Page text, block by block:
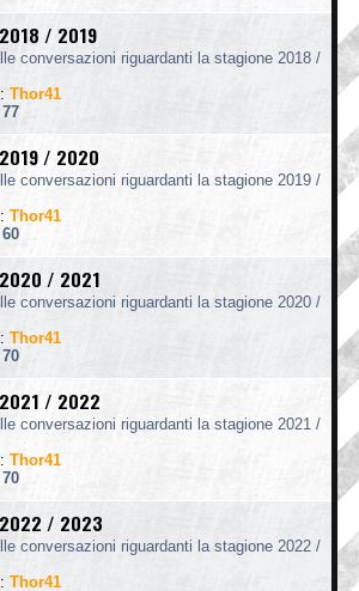
/ 2019
conversazioni riguardanti la stagione 2018 /
Thor41
77
/ 2020
conversazioni riguardanti la stagione 2019 /
Thor41
60
/ 2021
conversazioni riguardanti la stagione 2020 /
Thor41
70
/ 2022
conversazioni riguardanti la stagione 2021 /
Thor41
70
/ 2023
conversazioni riguardanti la stagione 2022 /
Thor41